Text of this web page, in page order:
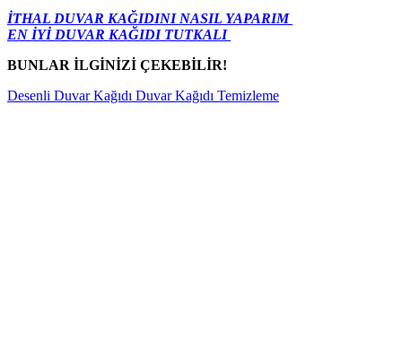
İTHAL DUVAR KAĞIDINI NASIL YAPARIM
EN İYİ DUVAR KAĞIDI TUTKALI
BUNLAR İLGİNİZİ ÇEKEBİLİR!
Desenli Duvar Kağıdı Duvar Kağıdı Temizleme